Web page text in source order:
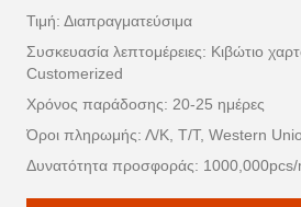
Τιμή: Διαπραγματεύσιμα
Συσκευασία λεπτομέρειες: Κιβώτιο
Customerized
Χρόνος παράδοσης: 20-25 ημέρες
Όροι πληρωμής: Λ/Κ, Τ/Τ, Western
Δυνατότητα προσφοράς: 1000,000pcs/